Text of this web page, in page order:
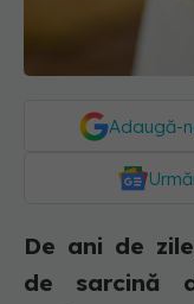
Adaugă-
De ani de
de sarcină